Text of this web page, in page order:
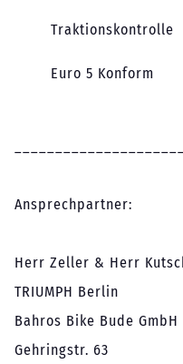
Traktionskontrolle
Euro 5 Konform
Ansprechpartner:
Herr Zeller & Herr
TRIUMPH Berlin
Bahros Bike Bude GmbH
Gehringstr. 63